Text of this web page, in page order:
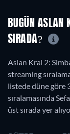
BUGÜN ASLAN
SIRADA?
Aslan Kral 2:
streaming
listede düne göre
sıralamasında
üst sırada yer